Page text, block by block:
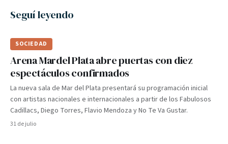
Seguí leyendo
SOCIEDAD
Arena Mardel Plata abre puertas con diez
espectáculos confirmados
La nueva sala de Mar del Plata presentará su programación inicial
con artistas nacionales e internacionales a partir de los Fabulosos
Cadillacs, Diego Torres, Flavio Mendoza y No Te Va Gustar.
31 de julio